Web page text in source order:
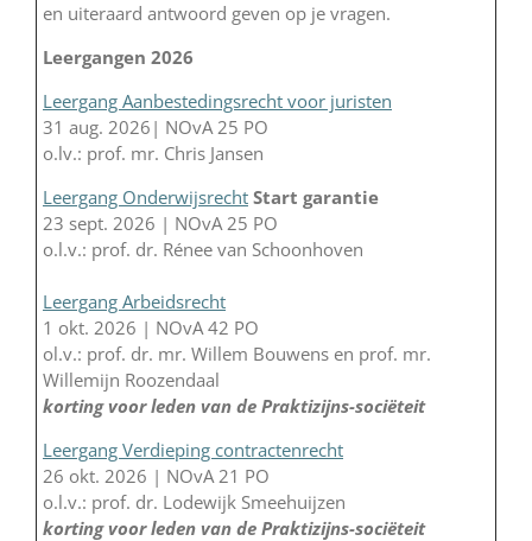
en uiteraard antwoord geven op je vragen.
Leergangen 2026
Leergang Aanbestedingsrecht voor juristen
31 aug. 2026| NOvA 25 PO
o.lv.: prof. mr. Chris Jansen
Leergang Onderwijsrecht Start garantie
23 sept. 2026 | NOvA 25 PO
o.l.v.: prof. dr. Rénee van Schoonhoven
Leergang Arbeidsrecht
1 okt. 2026 | NOvA 42 PO
ol.v.: prof. dr. mr. Willem Bouwens en prof. mr.
Willemijn Roozendaal
korting voor leden van de Praktizijns-sociëteit
Leergang Verdieping contractenrecht
26 okt. 2026 | NOvA 21 PO
o.l.v.: prof. dr. Lodewijk Smeehuijzen
korting voor leden van de Praktizijns-sociëteit